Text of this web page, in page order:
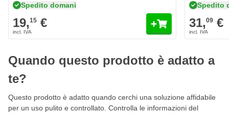
Spedito domani
19,15 €
Spedito
31,09 €
Quando questo prodotto è adatto a
te?
Questo prodotto è adatto quando cerchi una soluzione affidabile
per un uso pulito e controllato. Controlla le informazioni del